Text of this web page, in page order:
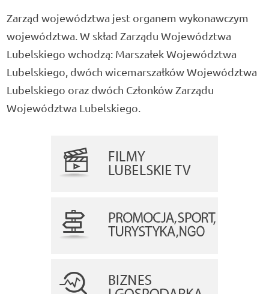
Zarząd województwa jest organem wykonawczym
województwa. W skład Zarządu Województwa
Lubelskiego wchodzą: Marszałek Województwa
Lubelskiego, dwóch wicemarszałków Województwa
Lubelskiego oraz dwóch Członków Zarządu
Województwa Lubelskiego.